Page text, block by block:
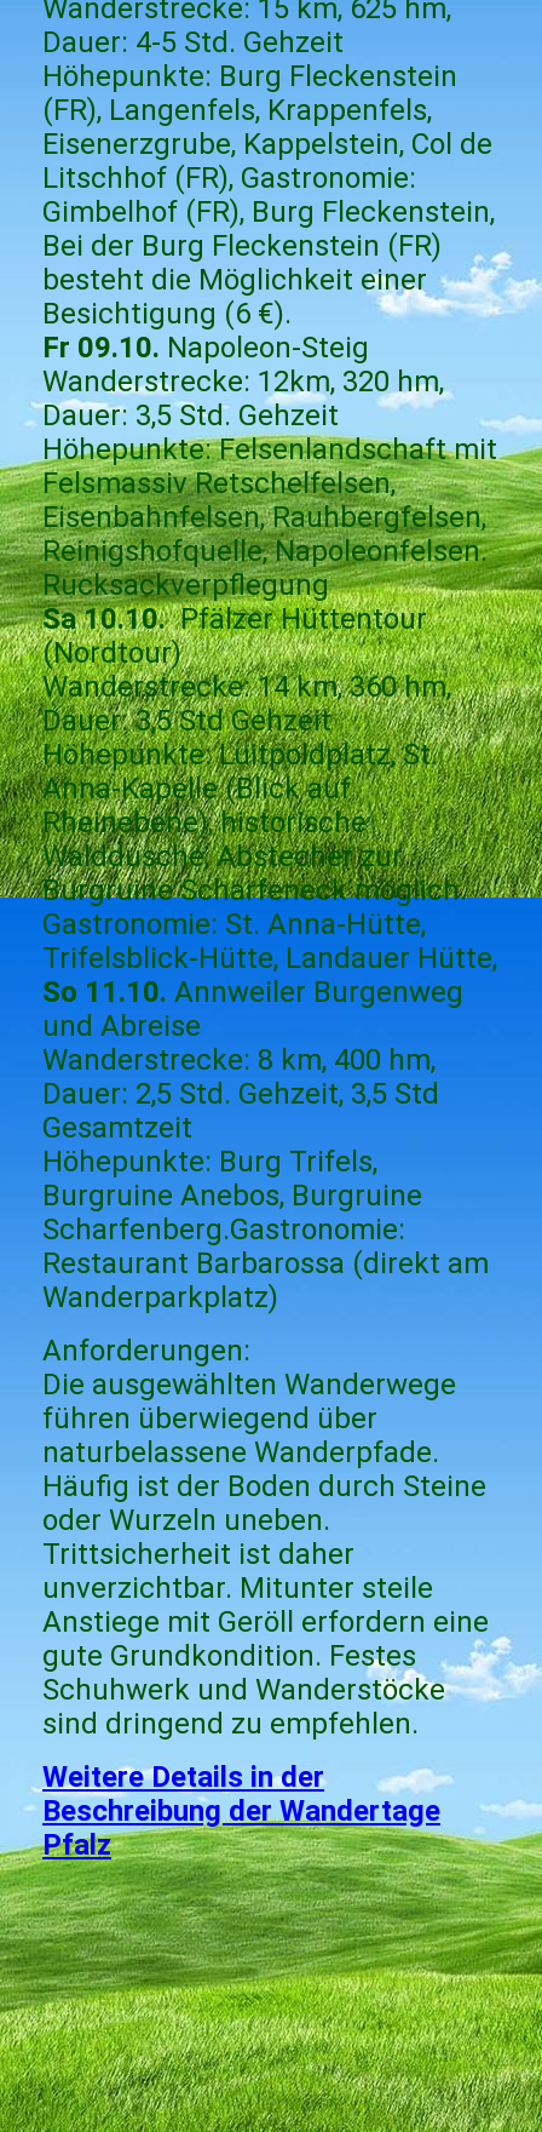
Wanderstrecke: 15 km, 625 hm,
Dauer: 4-5 Std. Gehzeit
Höhepunkte: Burg Fleckenstein
(FR), Langenfels, Krappenfels,
Eisenerzgrube, Kappelstein, Col de
Litschhof (FR), Gastronomie:
Gimbelhof (FR), Burg Fleckenstein,
Bei der Burg Fleckenstein (FR)
besteht die Möglichkeit einer
Besichtigung (6 €).
Fr 09.10. Napoleon-Steig
Wanderstrecke: 12km, 320 hm,
Dauer: 3,5 Std. Gehzeit
Höhepunkte: Felsenlandschaft mit
Felsmassiv Retschelfelsen,
Eisenbahnfelsen, Rauhbergfelsen,
Reinigshofquelle, Napoleonfelsen.
Rucksackverpflegung
Sa 10.10.Pfälzer Hüttentour
(Nordtour)
Wanderstrecke: 14 km, 360 hm,
Dauer: 3,5 Std Gehzeit
Höhepunkte: Luitpoldplatz, St.
Anna-Kapelle (Blick auf
Rheinebene), historische
Walddusche, Abstecher zur
Burgruine Scharfeneck möglich.
Gastronomie: St. Anna-Hütte,
Trifelsblick-Hütte, Landauer Hütte,
So 11.10. Annweiler Burgenweg
und Abreise
Wanderstrecke: 8 km, 400 hm,
Dauer: 2,5 Std. Gehzeit, 3,5 Std
Gesamtzeit
Höhepunkte: Burg Trifels,
Burgruine Anebos, Burgruine
Scharfenberg.Gastronomie:
Restaurant Barbarossa (direkt am
Wanderparkplatz)
Anforderungen:
Die ausgewählten Wanderwege
führen überwiegend über
naturbelassene Wanderpfade.
Häufig ist der Boden durch Steine
oder Wurzeln uneben.
Trittsicherheit ist daher
unverzichtbar. Mitunter steile
Anstiege mit Geröll erfordern eine
gute Grundkondition. Festes
Schuhwerk und Wanderstöcke
sind dringend zu empfehlen.
Weitere Details in der
Beschreibung der Wandertage
Pfalz